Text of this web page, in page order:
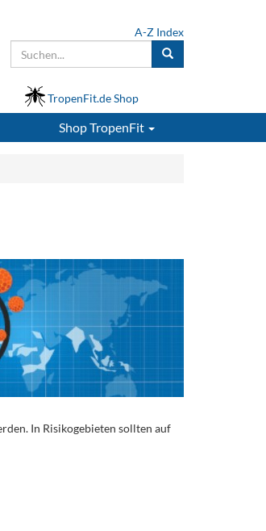
A-Z Index
TropenFit.de Shop
ShopTropenFit
In Risikogebieten sollten auf